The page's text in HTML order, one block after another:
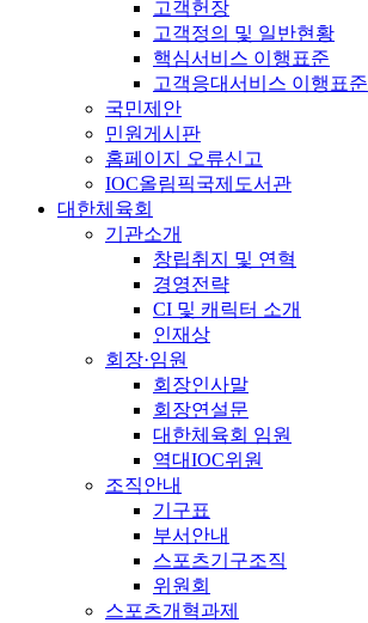
고객헌장
고객정의 및 일반현황
핵심서비스 이행표준
고객응대서비스 이행표준
국민제안
민원게시판
홈페이지 오류신고
IOC올림픽국제도서관
대한체육회
기관소개
창립취지 및 연혁
경영전략
CI 및 캐릭터 소개
인재상
회장·임원
회장인사말
회장연설문
대한체육회 임원
역대IOC위원
조직안내
기구표
부서안내
스포츠기구조직
위원회
스포츠개혁과제